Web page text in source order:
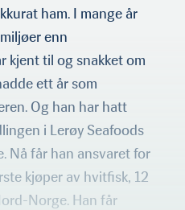
ham. I mange år
enn
kjent til og snakket om
ett år som
Og han har hatt
i Lerøy Seafoods
Nå får han ansvaret for
kjøper av hvitfisk, 12
Norge. Han får